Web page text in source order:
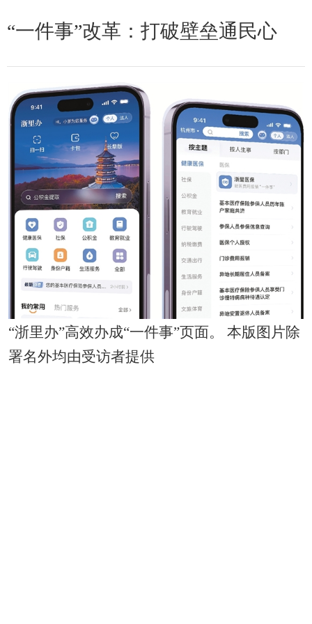
“一件事”改革：打破壁垒通民心
“浙里办”高效办成“一件事”页面。 本版图片除
署名外均由受访者提供